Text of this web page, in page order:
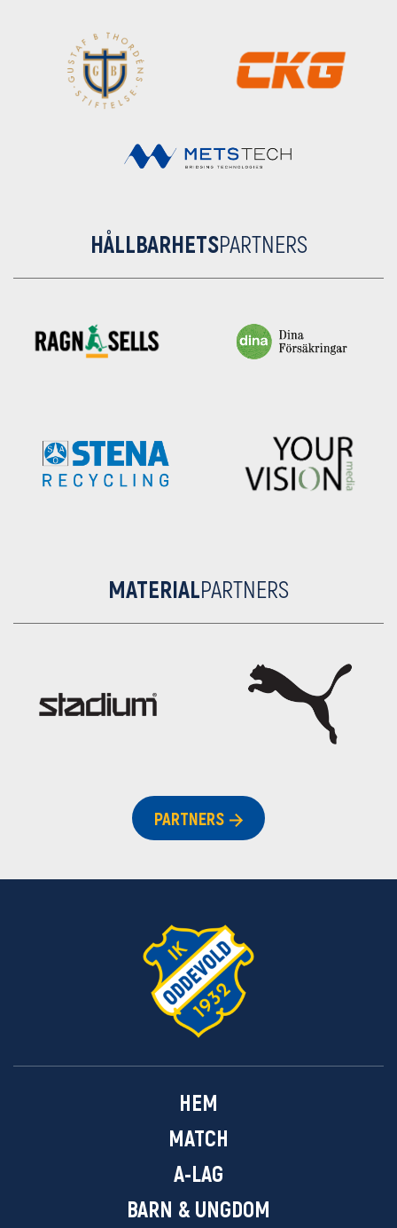
HÅLLBARHETSPARTNERS
MATERIALPARTNERS
PARTNERS
HEM
MATCH
A-LAG
BARN & UNGDOM